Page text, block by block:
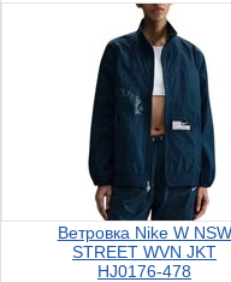
Ветровка Nike W NSW
STREET WVN JKT
HJ0176-478